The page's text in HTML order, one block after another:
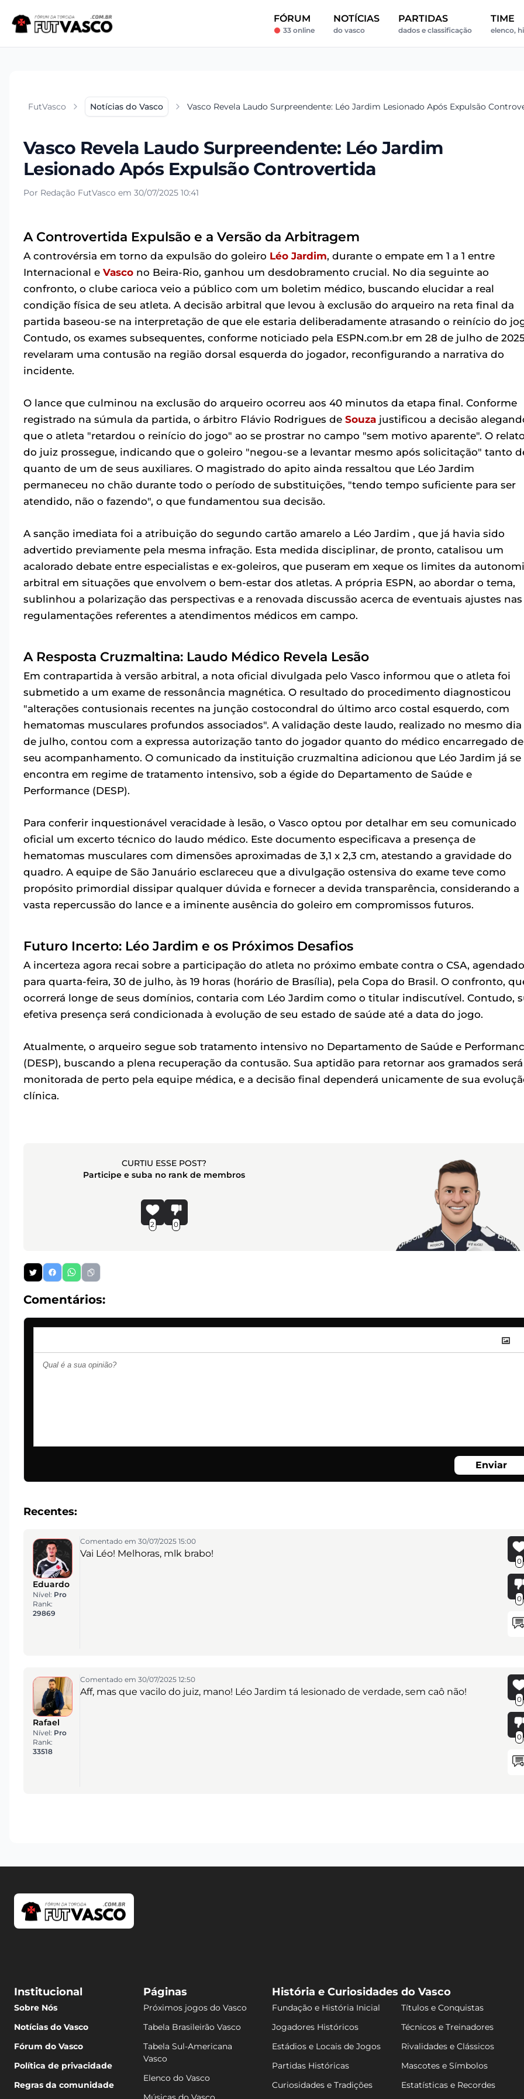
FÓRUM
33 online
NOTÍCIAS
do vasco
PARTIDAS
dados e classificação
TIME
elenco,
FutVasco Notícias do Vasco Vasco Revela Laudo Surpreendente: Léo Jardim Lesionado Após Expulsão
Vasco Revela Laudo Surpreendente: Léo Jardim
Lesionado Após Expulsão Controvertida
Por Redação FutVasco em 30/07/2025 10:41
A Controvertida Expulsão e a Versão da Arbitragem
A controvérsia em torno da expulsão do goleiro Léo Jardim, durante o empate em 1 a 1 entre
Internacional e Vasco no Beira-Rio, ganhou um desdobramento crucial. No dia seguinte ao
confronto, o clube carioca veio a público com um boletim médico, buscando elucidar a real
condição física de seu atleta. A decisão arbitral que levou à exclusão do arqueiro na reta final da
partida baseou-se na interpretação de que ele estaria deliberadamente atrasando o reinício do
Contudo, os exames subsequentes, conforme noticiado pela ESPN.com.br em 28 de julho de
revelaram uma contusão na região dorsal esquerda do jogador, reconfigurando a narrativa do
incidente.
O lance que culminou na exclusão do arqueiro ocorreu aos 40 minutos da etapa final. Conforme
registrado na súmula da partida, o árbitro Flávio Rodrigues de Souza justificou a decisão
que o atleta "retardou o reinício do jogo" ao se prostrar no campo "sem motivo aparente". O
do juiz prossegue, indicando que o goleiro "negou-se a levantar mesmo após solicitação" tanto
quanto de um de seus auxiliares. O magistrado do apito ainda ressaltou que Léo Jardim
permaneceu no chão durante todo o período de substituições, "tendo tempo suficiente para ser
atendido, não o fazendo", o que fundamentou sua decisão.
A sanção imediata foi a atribuição do segundo cartão amarelo a Léo Jardim , que já havia sido
advertido previamente pela mesma infração. Esta medida disciplinar, de pronto, catalisou um
acalorado debate entre especialistas e ex-goleiros, que puseram em xeque os limites da
arbitral em situações que envolvem o bem-estar dos atletas. A própria ESPN, ao abordar o tema,
sublinhou a polarização das perspectivas e a renovada discussão acerca de eventuais ajustes nas
regulamentações referentes a atendimentos médicos em campo.
A Resposta Cruzmaltina: Laudo Médico Revela Lesão
Em contrapartida à versão arbitral, a nota oficial divulgada pelo Vasco informou que o atleta foi
submetido a um exame de ressonância magnética. O resultado do procedimento diagnosticou
"alterações contusionais recentes na junção costocondral do último arco costal esquerdo, com
hematomas musculares profundos associados". A validação deste laudo, realizado no mesmo dia
de julho, contou com a expressa autorização tanto do jogador quanto do médico encarregado de
seu acompanhamento. O comunicado da instituição cruzmaltina adicionou que Léo Jardim já se
encontra em regime de tratamento intensivo, sob a égide do Departamento de Saúde e
Performance (DESP).
Para conferir inquestionável veracidade à lesão, o Vasco optou por detalhar em seu comunicado
oficial um excerto técnico do laudo médico. Este documento especificava a presença de
hematomas musculares com dimensões aproximadas de 3,1 x 2,3 cm, atestando a gravidade do
quadro. A equipe de São Januário esclareceu que a divulgação ostensiva do exame teve como
propósito primordial dissipar qualquer dúvida e fornecer a devida transparência, considerando a
vasta repercussão do lance e a iminente ausência do goleiro em compromissos futuros.
Futuro Incerto: Léo Jardim e os Próximos Desafios
A incerteza agora recai sobre a participação do atleta no próximo embate contra o CSA, agendado
para quarta-feira, 30 de julho, às 19 horas (horário de Brasília), pela Copa do Brasil. O confronto,
ocorrerá longe de seus domínios, contaria com Léo Jardim como o titular indiscutível. Contudo,
efetiva presença será condicionada à evolução de seu estado de saúde até a data do jogo.
Atualmente, o arqueiro segue sob tratamento intensivo no Departamento de Saúde e
(DESP), buscando a plena recuperação da contusão. Sua aptidão para retornar aos gramados será
monitorada de perto pela equipe médica, e a decisão final dependerá unicamente de sua
clínica.
CURTIU ESSE POST?
Participe e suba no rank de membros
2 0
Comentários:
Enviar
Recentes:
Eduardo
Nível: Pro
Rank:
29869
Comentado em 30/07/2025 15:00
Vai Léo! Melhoras, mlk brabo!
0
0
Rafael
Nível: Pro
Rank:
33518
Comentado em 30/07/2025 12:50
Aff, mas que vacilo do juiz, mano! Léo Jardim tá lesionado de verdade, sem caô não!
0
0
Institucional
Sobre Nós
Notícias do Vasco
Fórum do Vasco
Política de privacidade
Regras da comunidade
Páginas
Próximos jogos do Vasco
Tabela Brasileirão Vasco
Tabela Sul-Americana
Vasco
Elenco do Vasco
História e Curiosidades do Vasco
Fundação e História Inicial
Títulos e Conquistas
Jogadores Históricos
Técnicos e Treinadores
Estádios e Locais de Jogos
Rivalidades e Clássicos
Partidas Históricas
Mascotes e Símbolos
Curiosidades e Tradições
Estatísticas e Recordes